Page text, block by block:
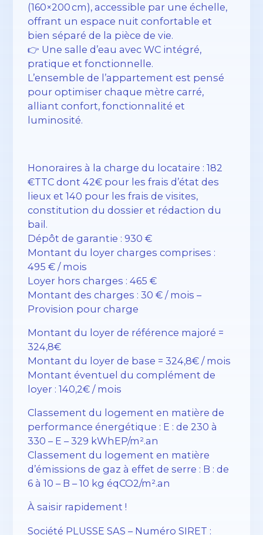
(160×200 cm), accessible par une échelle,
offrant un espace nuit confortable et
bien séparé de la pièce de vie.
👉 Une salle d’eau avec WC intégré,
pratique et fonctionnelle.
L’ensemble de l’appartement est pensé
pour optimiser chaque mètre carré,
alliant confort, fonctionnalité et
luminosité.
Honoraires à la charge du locataire : 182
€TTC dont 42€ pour les frais d’état des
lieux et 140 pour les frais de visites,
constitution du dossier et rédaction du
bail.
Dépôt de garantie : 930 €
Montant du loyer charges comprises :
495 € / mois
Loyer hors charges : 465 €
Montant des charges : 30 € / mois –
Provision pour charge
Montant du loyer de référence majoré =
324,8€
Montant du loyer de base = 324,8€ / mois
Montant éventuel du complément de
loyer : 140,2€ / mois
Classement du logement en matière de
performance énergétique : E : de 230 à
330 – E – 329 kWhEP/m².an
Classement du logement en matière
d’émissions de gaz à effet de serre : B : de
6 à 10 – B – 10 kg éqCO2/m².an
À saisir rapidement !
Société PLUSSE SAS – ​​Numéro SIRET :